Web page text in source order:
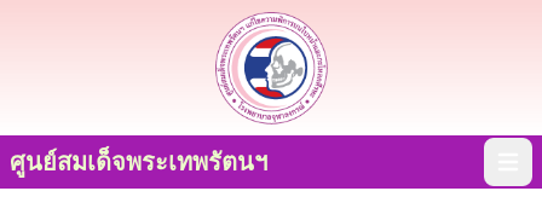
ศูนย์สมเด็จพระเทพรัตนฯ